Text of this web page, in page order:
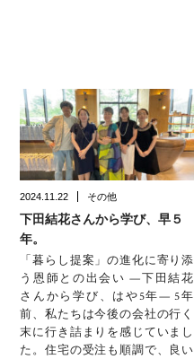
2024.11.22 その他
下田結花さんから学び、早５
年。
「暮らし提案」の進化に寄り添
う恩師との出会い —下田結花
さんから学び、はや5年— 5年
前、私たちは今後の会社の行く
末に行き詰まりを感じていまし
た。住宅の受注も順調で、良い